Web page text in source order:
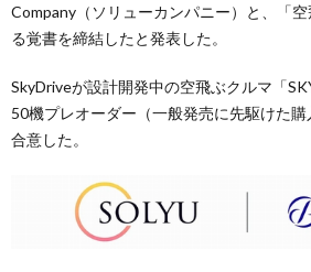
Company（ソリューカンパニー）と、「
る覚書を締結したと発表した。
SkyDriveが設計開発中の空飛ぶクルマ「
50機プレオーダー（一般発売に先駆けた
合意した。